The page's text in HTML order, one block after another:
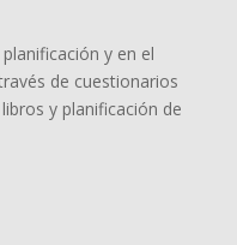
y en el
de cuestionarios
y planificación de